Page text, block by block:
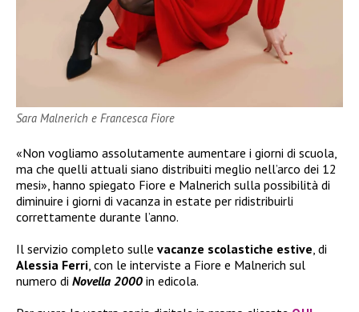
Sara Malnerich e Francesca Fiore
«Non vogliamo assolutamente aumentare i giorni di scuola,
ma che quelli attuali siano distribuiti meglio nell’arco dei 12
mesi», hanno spiegato Fiore e Malnerich sulla possibilità di
diminuire i giorni di vacanza in estate per ridistribuirli
correttamente durante l’anno.
Il servizio completo sulle vacanze scolastiche estive, di
Alessia Ferri, con le interviste a Fiore e Malnerich sul
numero di Novella 2000 in edicola.